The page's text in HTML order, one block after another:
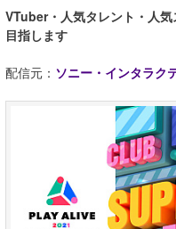
VTuber・人気タレント・人
目指します
配信元： ソニー・インタラク